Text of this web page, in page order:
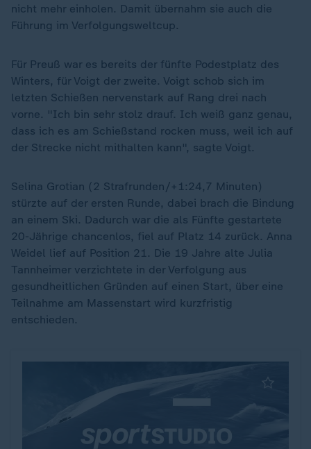
nicht mehr einholen. Damit übernahm sie auch die
Führung im Verfolgungsweltcup.
Für Preuß war es bereits der fünfte Podestplatz des
Winters, für Voigt der zweite. Voigt schob sich im
letzten Schießen nervenstark auf Rang drei nach
vorne. "Ich bin sehr stolz drauf. Ich weiß ganz genau,
dass ich es am Schießstand rocken muss, weil ich auf
der Strecke nicht mithalten kann", sagte Voigt.
Selina Grotian (2 Strafrunden/+1:24,7 Minuten)
stürzte auf der ersten Runde, dabei brach die Bindung
an einem Ski. Dadurch war die als Fünfte gestartete
20-Jährige chancenlos, fiel auf Platz 14 zurück. Anna
Weidel lief auf Position 21. Die 19 Jahre alte Julia
Tannheimer verzichtete in der Verfolgung aus
gesundheitlichen Gründen auf einen Start, über eine
Teilnahme am Massenstart wird kurzfristig
entschieden.